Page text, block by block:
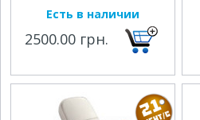
Есть в наличии
2500.00 грн.